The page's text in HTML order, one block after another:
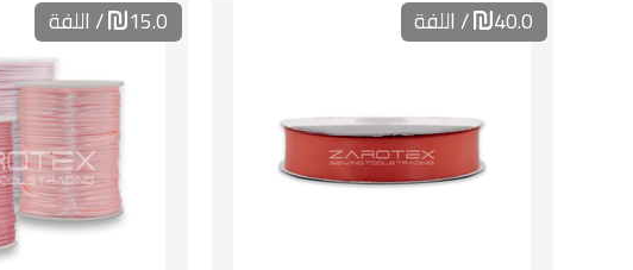
40.0 / اللفة 15.0 / اللفة